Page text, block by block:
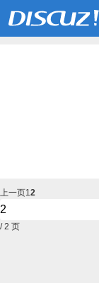
上一页12
/ 2 页